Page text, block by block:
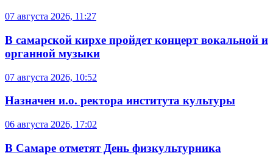
07 августа 2026, 11:27
В самарской кирхе пройдет концерт вокальной и
органной музыки
07 августа 2026, 10:52
Назначен и.о. ректора института культуры
06 августа 2026, 17:02
В Самаре отметят День физкультурника